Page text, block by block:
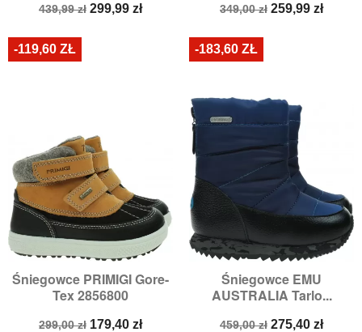
Cena
439,99 zł Cena
299,99 zł
Cena
349,00 zł Cena
259,99 zł
Śniegowce PRIMIGI Gore-
Tex 2856800
Cena
299,00 zł Cena
179,40 zł
-119,60 ZŁ
Śniegowce EMU
AUSTRALIA Tarlo...
Cena
459,00 zł Cena
275,40 zł
-183,60 ZŁ